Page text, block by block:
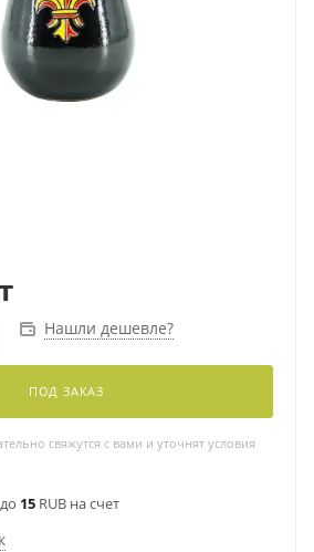
Нашли дешевле?
ПОД ЗАКАЗ
свяжутся с вами и уточнят условия
до 15 RUB на счет